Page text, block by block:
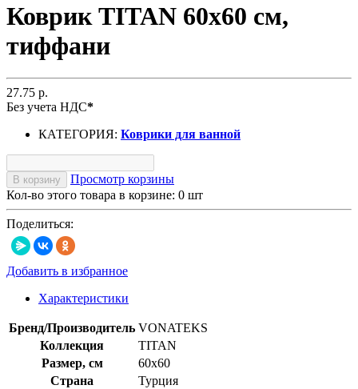
Коврик TITAN 60х60 см,
тиффани
27.75 р.
Без учета НДС*
КАТЕГОРИЯ: Коврики для ванной
В корзину
Просмотр корзины
Кол-во этого товара в корзине: 0 шт
Поделиться:
Добавить в избранное
Характеристики
Бренд/Производитель VONATEKS
Коллекция
TITAN
Размер, см
60х60
Страна
Турция